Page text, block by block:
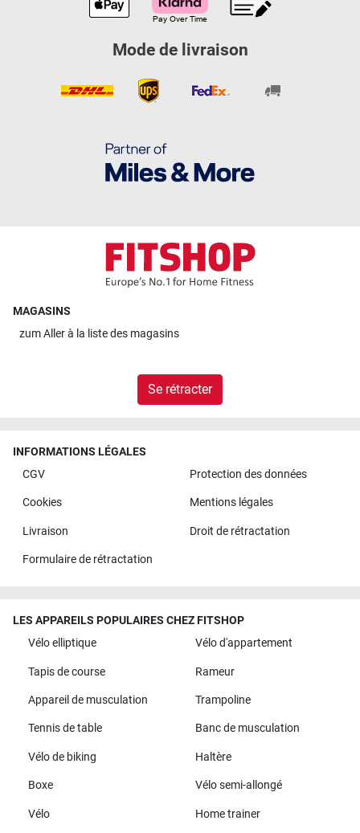
Mode de livraison
MAGASINS
zumAller à la liste des magasins
Se rétracter
INFORMATIONS LÉGALES
CGV
Protection des données
Cookies Mentions légales
Livraison Droit de rétractation
Formulaire de rétractation
LES APPAREILS POPULAIRES CHEZ FITSHOP
Vélo elliptique
Vélo d'appartement
Tapis de course Rameur
Appareil de musculation Trampoline
Tennis de table Banc de musculation
Vélo de biking Haltère
Boxe Vélo semi-allongé
Vélo Home trainer